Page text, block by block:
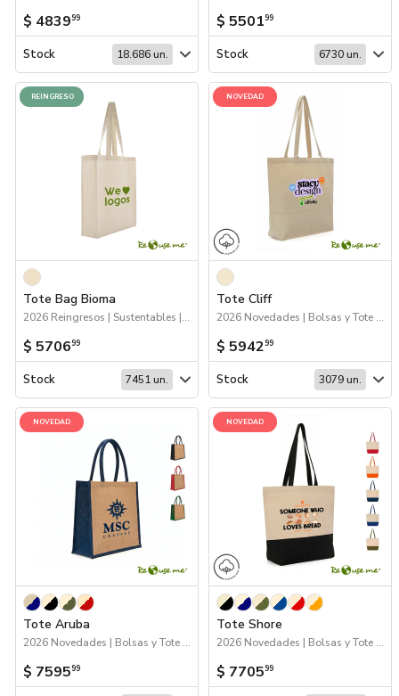
$ 483999
Stock 18.686 un.
$ 550199
Stock 6730 un.
REINGRESO
Tote Bag Bioma
2026 Reingresos | Sustentables | Bolsas y Tote Bags
$ 570699
Stock 7451 un.
NOVEDAD
Tote Cliff
2026 Novedades | Bolsas y Tote Bags
$ 594299
Stock 3079 un.
NOVEDAD
Tote Aruba
2026 Novedades | Bolsas y Tote Bags
$ 759599
NOVEDAD
Tote Shore
2026 Novedades | Bolsas y Tote Bags
$ 770599